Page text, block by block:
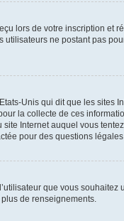
lors de votre inscription et
ne postant pas
Unis qui dit que les sites
la collecte de ces
Internet auquel vous
pour des questions
que vous
de renseignements.